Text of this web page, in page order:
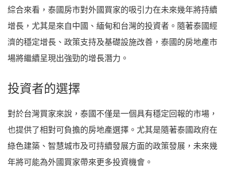
綜合來看，泰國房市對外國買家的吸引力在未來幾年將持續
增長，尤其是來自中國、緬甸和台灣的投資者。隨著泰國經
濟的穩定增長、政策支持及基礎設施改善，泰國的房地產市
場將繼續呈現出強勁的增長潛力。
投資者的選擇
對於台灣買家來說，泰國不僅是一個具有穩定回報的市場，
也提供了相對可負擔的房地產選擇。尤其是隨著泰國政府在
綠色建築、智慧城市及可持續發展方面的政策發展，未來幾
年將可能為外國買家帶來更多投資機會。